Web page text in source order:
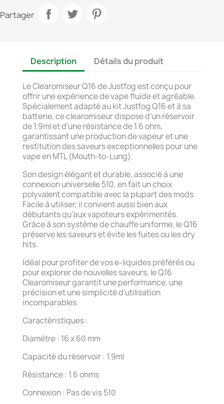
Partager
Description Détails du produit
Le Clearomiseur Q16 de Justfog est conçu pour
offrir une expérience de vape fluide et agréable.
Spécialement adapté au kit Justfog Q16 et à sa
batterie, ce clearomiseur dispose d’un réservoir
de 1.9ml et d’une résistance de 1.6 ohm,
garantissant une production de vapeur et une
restitution des saveurs exceptionnelles pour une
vape en MTL (Mouth-to-Lung).
Son design élégant et durable, associé à une
connexion universelle 510, en fait un choix
polyvalent compatible avec la plupart des mods.
Facile à utiliser, il convient aussi bien aux
débutants qu’aux vapoteurs expérimentés.
Grâce à son système de chauffe uniforme, le Q16
préserve les saveurs et évite les fuites ou les dry
hits.
Idéal pour profiter de vos e-liquides préférés ou
pour explorer de nouvelles saveurs, le Q16
Clearomiseur garantit une performance, une
précision et une simplicité d’utilisation
incomparables.
Caractéristiques :
Diamètre : 16 x 60 mm
Capacité du réservoir : 1.9ml
Résistance : 1.6 ohms
Connexion : Pas de vis 510